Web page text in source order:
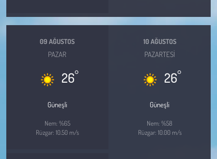
09 AĞUSTOS
PAZAR
26°
Güneşli
Nem: %65
Rüzgar: 10.50 m/s
10 AĞUSTOS
PAZARTESI
26°
Güneşli
Nem: %58
Rüzgar: 10.00 m/s
Kent